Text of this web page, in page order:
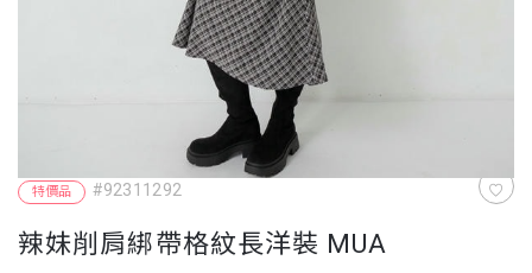
特價品 #92311292
辣妹削肩綁帶格紋長洋裝 MUA